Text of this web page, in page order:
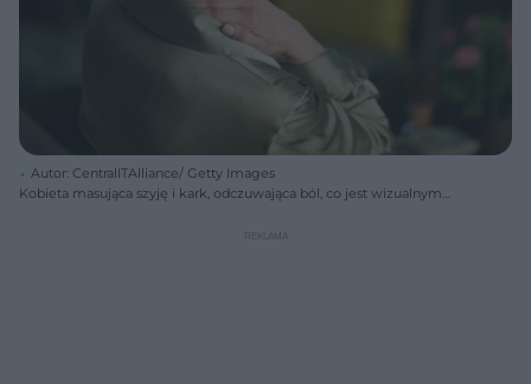
Autor: CentralITAlliance/ Getty Images
Kobieta masująca szyję i kark, odczuwająca ból, co jest wizualnym
popółpaścową. Informacje o leczeniu i objawach znajdziesz na